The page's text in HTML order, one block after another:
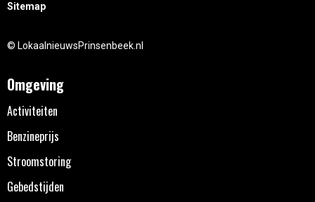
Sitemap
© LokaalnieuwsPrinsenbeek.nl
Omgeving
Activiteiten
Benzineprijs
Stroomstoring
Gebedstijden